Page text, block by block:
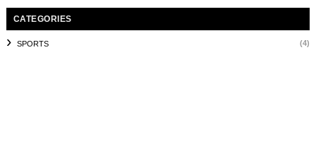
CATEGORIES
SPORTS (4)